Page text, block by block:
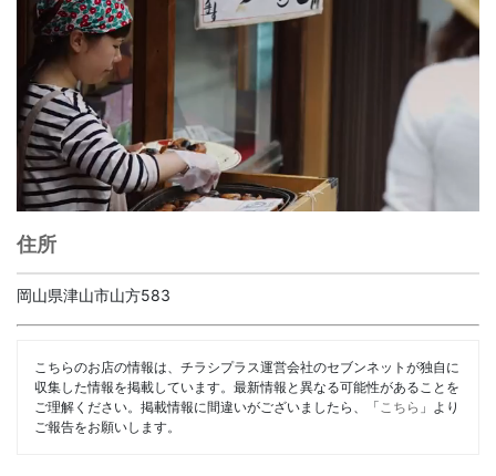
住所
岡山県津山市山方583
こちらのお店の情報は、チラシプラス運営会社のセブンネットが独自に
収集した情報を掲載しています。最新情報と異なる可能性があることを
ご理解ください。掲載情報に間違いがございましたら、「 こちら 」より
ご報告をお願いします。